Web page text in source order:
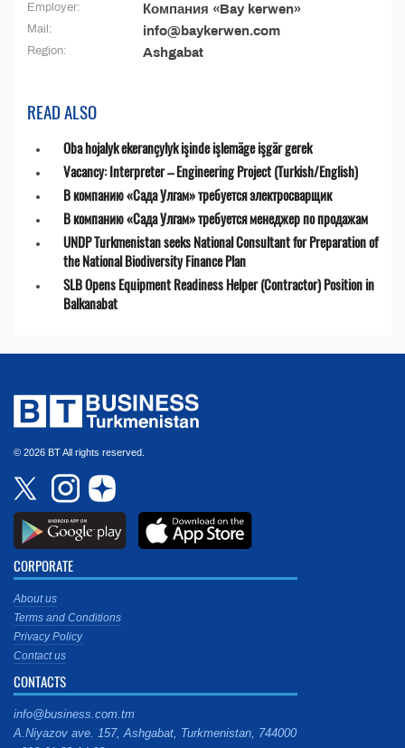
Employer: Компания «Bay kerwen»
Mail: info@baykerwen.com
Region: Ashgabat
READ ALSO
Oba hojalyk ekerançylyk işinde işlemäge işgär gerek
Vacancy: Interpreter – Engineering Project (Turkish/English)
В компанию «Сада Улгам» требуется электросварщик
В компанию «Сада Улгам» требуется менеджер по продажам
UNDP Turkmenistan seeks National Consultant for Preparation of
the National Biodiversity Finance Plan
SLB Opens Equipment Readiness Helper (Contractor) Position in
Balkanabat
© 2026 BT All rights reserved.
CORPORATE
About us
Terms and Conditions
Privacy Policy
Contact us
CONTACTS
info@business.com.tm
A.Niyazov ave. 157, Ashgabat, Turkmenistan, 744000